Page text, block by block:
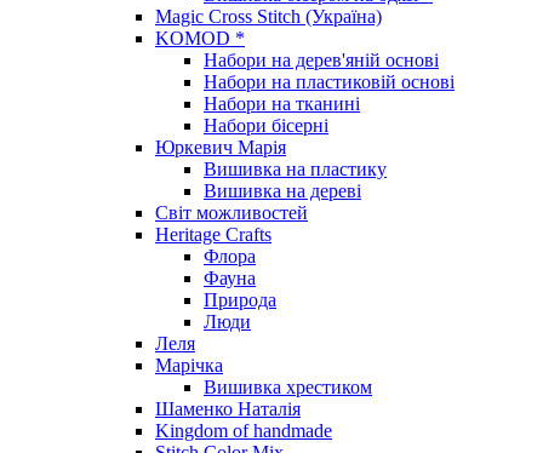
Magic Cross Stitch (Україна)
KOMOD *
Набори на дерев'яній основі
Набори на пластиковій основі
Набори на тканині
Набори бісерні
Юркевич Марія
Вишивка на пластику
Вишивка на дереві
Світ можливостей
Heritage Crafts
Флора
Фауна
Природа
Люди
Леля
Марічка
Вишивка хрестиком
Шаменко Наталія
Kingdom of handmade